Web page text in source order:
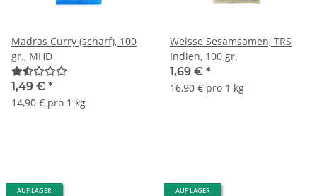
Madras Curry (scharf), 100
gr., MHD
1,49 € *
14,90 € pro 1 kg
Weisse Sesamsamen, TRS
Indien, 100 gr.
1,69 € *
16,90 € pro 1 kg
AUF LAGER AUF LAGER